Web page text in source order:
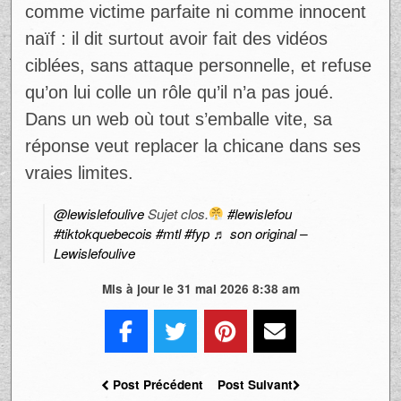
Ce genre de conflit prend vite de l’ampleur
parce qu’il touche à deux choses que le
public suit de près : l’ego et la crédibilité.
créateur plus jeune, beaucoup y voient un